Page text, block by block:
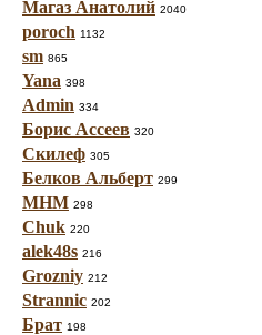
Магаз Анатолий 2040
poroch 1132
sm 865
Yana 398
Admin 334
Борис Ассеев 320
Скилеф 305
Белков Альберт 299
МНМ 298
Chuk 220
alek48s 216
Grozniy 212
Strannic 202
Брат 198